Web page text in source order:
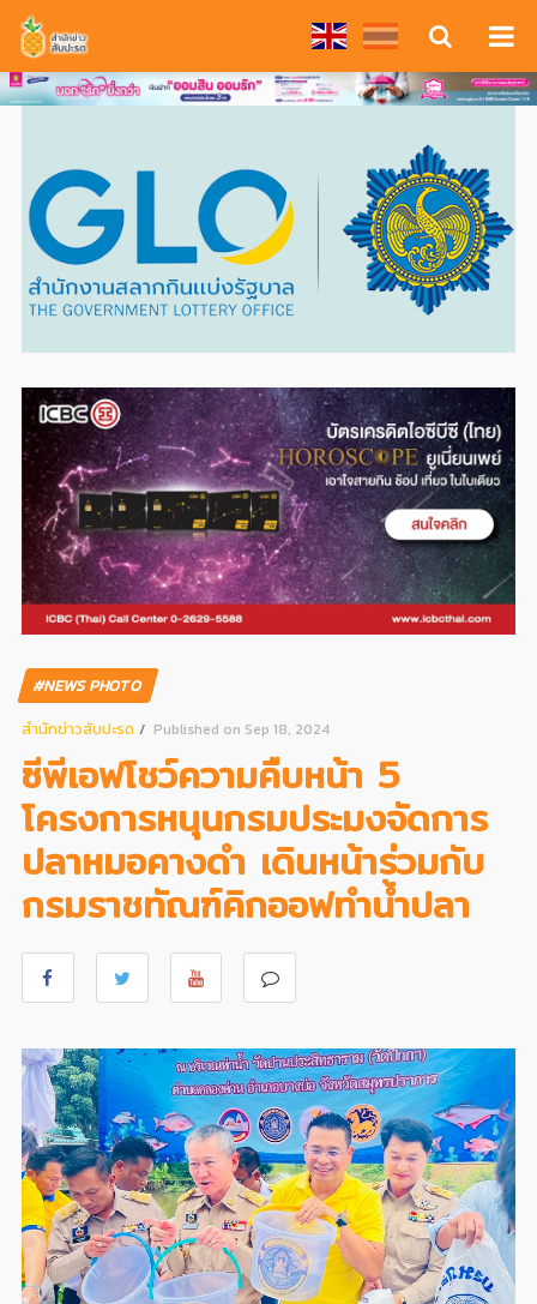
#NEWS PHOTO
สํานักข่าวสับปะรด
Published on Sep 18, 2024
ซีพีเอฟโชว์ความคืบหน้า 5
โครงการหนุนกรมประมงจัดการ
ปลาหมอคางดำ เดินหน้าร่วมกับ
กรมราชทัณฑ์คิกออฟทำน้ำปลา